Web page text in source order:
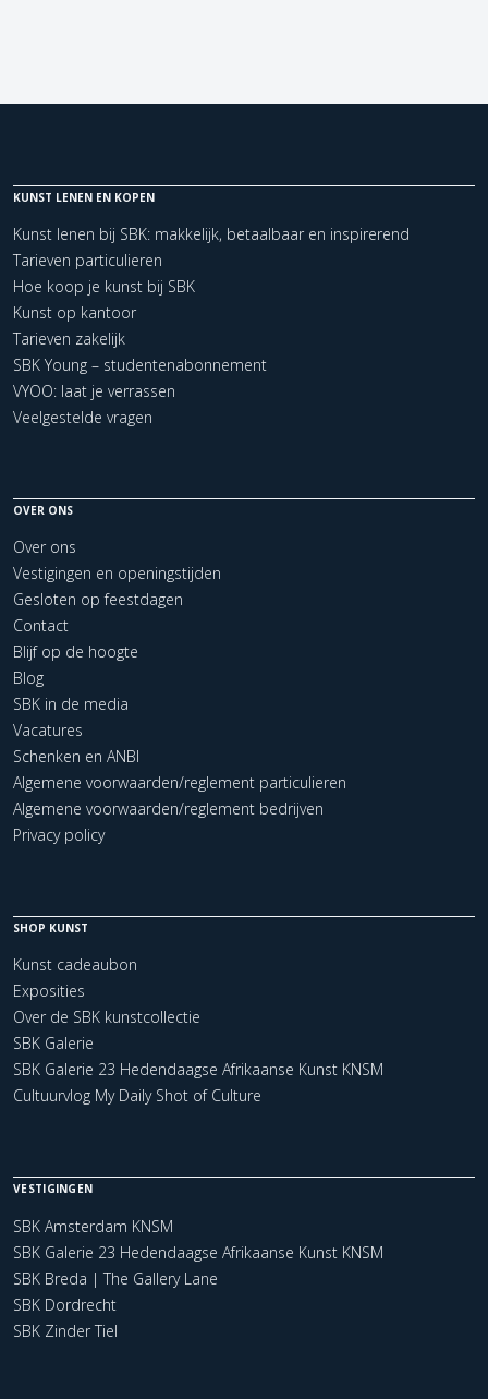
KUNST LENEN EN KOPEN
Kunst lenen bij SBK: makkelijk, betaalbaar en inspirerend
Tarieven particulieren
Hoe koop je kunst bij SBK
Kunst op kantoor
Tarieven zakelijk
SBK Young – studentenabonnement
VYOO: laat je verrassen
Veelgestelde vragen
OVER ONS
Over ons
Vestigingen en openingstijden
Gesloten op feestdagen
Contact
Blijf op de hoogte
Blog
SBK in de media
Vacatures
Schenken en ANBI
Algemene voorwaarden/reglement particulieren
Algemene voorwaarden/reglement bedrijven
Privacy policy
SHOP KUNST
Kunst cadeaubon
Exposities
Over de SBK kunstcollectie
SBK Galerie
SBK Galerie 23 Hedendaagse Afrikaanse Kunst KNSM
Cultuurvlog My Daily Shot of Culture
VESTIGINGEN
SBK Amsterdam KNSM
SBK Galerie 23 Hedendaagse Afrikaanse Kunst KNSM
SBK Breda | The Gallery Lane
SBK Dordrecht
SBK Zinder Tiel